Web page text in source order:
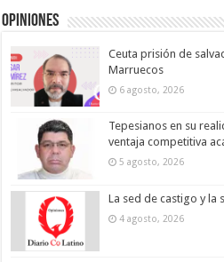
Opiniones
Ceuta prisión de
Marruecos
6 agosto, 2026
Tepesianos en su
ventaja competitiva
5 agosto, 2026
La sed de castigo y la
4 agosto, 2026